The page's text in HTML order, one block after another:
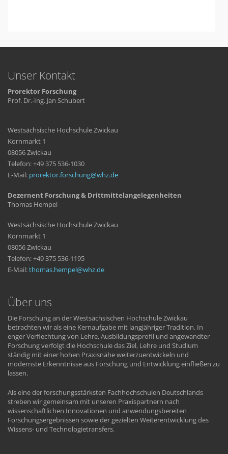
Unser Kontakt
Prorektor Forschung
Prof. Dr.-Ing. Jan Schubert
Westsächsische Hochschule Zwickau
Kornmarkt 1
08056 Zwickau
Telefon: +49 375 536-1030
E-Mail: prorektor.forschung whzde
Dezernent Forschung & Drittmittelangelegenheiten
Thomas Hempel
Westsächsische Hochschule Zwickau
Kornmarkt 1
08056 Zwickau
Telefon: +49 375 536-1195
E-Mail:thomas.hempel whzde
Über uns
Die Forschung an der Westsächsischen Hochschule Zwickau
betrachten wir als eine Kernaufgabe mit langjähriger Tradition. In
enger Verflechtung von Lehre, Ausbildungsprofil und angewandter
Forschung verfolgt die Hochschule das Ziel, Lehre und Studium
ständig mit einer hohen Praxisnähe weiterzuentwickeln und
modernste Erkenntnisse aus Forschung und Entwicklung einfließen zu
lassen.
Als eine der forschungsstärksten Fachhochschulen Deutschlands
streben wir gemeinsam mit unseren Praxispartnern nach
wissenschaftlichen Innovationen und anwendungsbereiten
Forschungsergebnissen sowie der gezielten Weiterentwicklung des
Wissens- und Technologietransfers.